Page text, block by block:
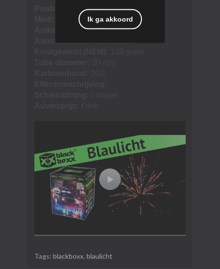
Product naam:Blaulicht
Blackboxx
Artikel nummer:20002
Tags: blackboxx, blaulicht
Ik ga akkoord